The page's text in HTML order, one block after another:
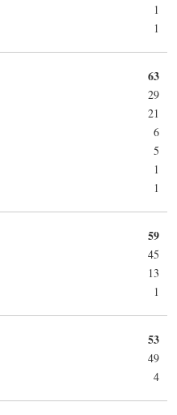
1
1
63
29
21
6
5
1
1
59
45
13
1
53
49
4